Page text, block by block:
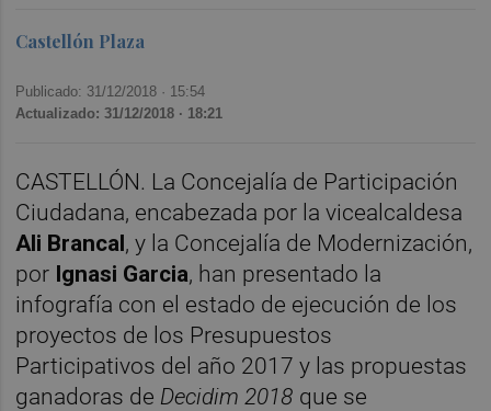
Castellón Plaza
Publicado: 31/12/2018 · 15:54
Actualizado: 31/12/2018 · 18:21
CASTELLÓN. La Concejalía de Participación
Ciudadana, encabezada por la vicealcaldesa
Ali Brancal, y la Concejalía de Modernización,
por Ignasi Garcia, han presentado la
infografía con el estado de ejecución de los
proyectos de los Presupuestos
Participativos del año 2017 y las propuestas
ganadoras de Decidim 2018 que se